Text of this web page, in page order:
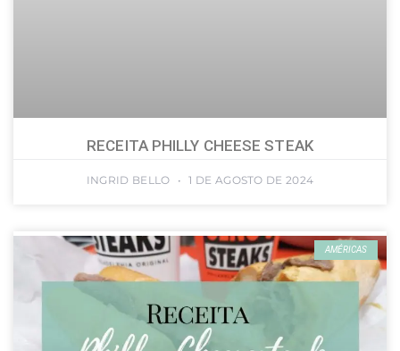
RECEITA PHILLY CHEESE STEAK
INGRID BELLO 1 DE AGOSTO DE 2024
AMÉRICAS